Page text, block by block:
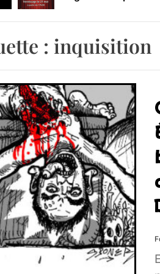
Retrouvez-nous au
: inquisition